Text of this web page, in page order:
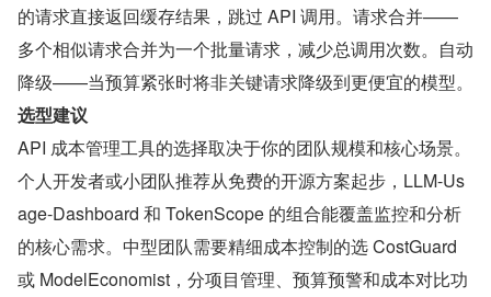
的请求直接返回缓存结果，跳过 API 调用。请求合并——
多个相似请求合并为一个批量请求，减少总调用次数。自动
降级——当预算紧张时将非关键请求降级到更便宜的模型。
选型建议
API 成本管理工具的选择取决于你的团队规模和核心场景。
个人开发者或小团队推荐从免费的开源方案起步，LLM-Us
age-Dashboard 和 TokenScope 的组合能覆盖监控和分析
的核心需求。中型团队需要精细成本控制的选 CostGuard
或 ModelEconomist，分项目管理、预算预警和成本对比功